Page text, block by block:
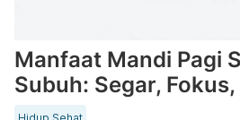
Manfaat Mandi Pagi
Subuh: Segar,
Hidup Sehat